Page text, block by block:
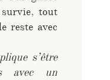
tout
reste avec
s’être
avec un